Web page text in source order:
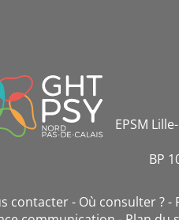
EPSM
BP
contacter Où consulter ?